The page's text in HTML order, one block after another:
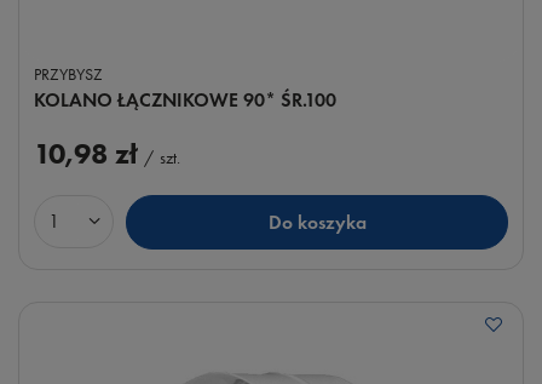
PRZYBYSZ
KOLANO ŁĄCZNIKOWE 90* ŚR.100
10,98 zł / szt.
Ilość produktów Do koszyka